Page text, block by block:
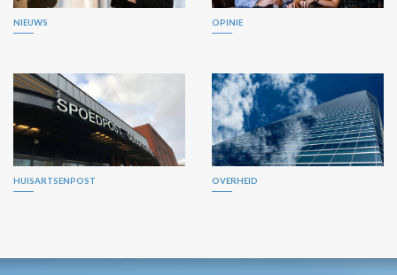
NIEUWS OPINIE
HUISARTSENPOST OVERHEID